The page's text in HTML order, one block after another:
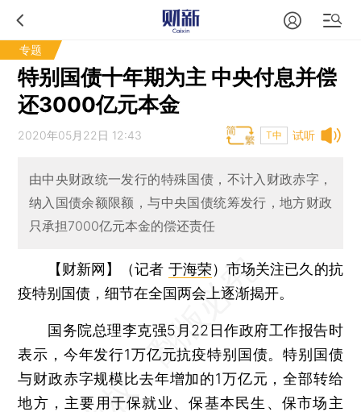
专题
特别国债十年期为主 中央付息并偿
还3000亿元本金
试听
2020年05月22日 12:43 T中
由中央财政统一发行的特殊国债，不计入财政赤字，
纳入国债余额限额，与中央国债统筹发行，地方财政
只承担7000亿元本金的偿还责任
【财新网】（记者 于海荣） 市场关注已久的抗
疫特别国债，细节在全国两会上逐渐揭开。
国务院总理李克强5月22日作政府工作报告时
表示，今年发行1万亿元抗疫特别国债。特别国债
与财政赤字规模比去年增加的1万亿元，全部转给
地方，主要用于保就业、保基本民生、保市场主